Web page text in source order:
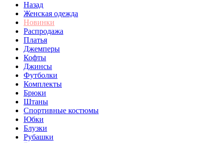
Назад
Женская одежда
Новинки
Распродажа
Платья
Джемперы
Кофты
Джинсы
Футболки
Комплекты
Брюки
Штаны
Спортивные костюмы
Юбки
Блузки
Рубашки